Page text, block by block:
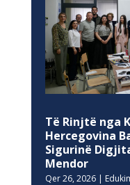
Të Rinjtë nga
Hercegovina
Sigurinë
Mendor
Qer 26, 2026|